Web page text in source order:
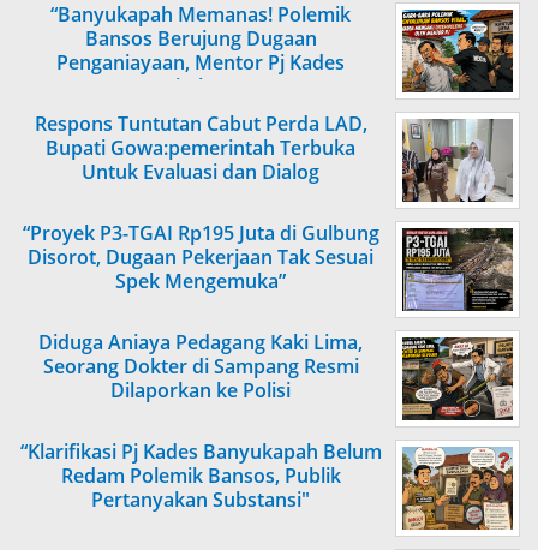
“Banyukapah Memanas! Polemik
Bansos Berujung Dugaan
Penganiayaan, Mentor Pj Kades
Ditahan”
Respons Tuntutan Cabut Perda LAD,
Bupati Gowa:pemerintah Terbuka
Untuk Evaluasi dan Dialog
“Proyek P3-TGAI Rp195 Juta di Gulbung
Disorot, Dugaan Pekerjaan Tak Sesuai
Spek Mengemuka”
Diduga Aniaya Pedagang Kaki Lima,
Seorang Dokter di Sampang Resmi
Dilaporkan ke Polisi
“Klarifikasi Pj Kades Banyukapah Belum
Redam Polemik Bansos, Publik
Pertanyakan Substansi"